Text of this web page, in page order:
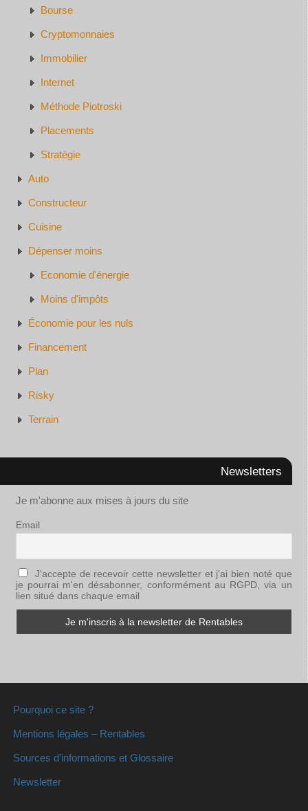
Bourse
Cryptomonnaies
Immobilier
Internet
Méthode Piotroski
Placements
Stratégie
Auto
Constructeur
Cuisine
Dépenser moins
Economie d'énergie
Moins d'impôts
Économie pour les nuls
Financement
Plan
Risky
Terrain
Newsletters
Je m'abonne aux mises à jours du site
Email
J'accepte de recevoir cette newsletter et j'ai bien noté que
je pourrai m'en désabonner, conformément au RGPD, via un
lien situé dans chaque email
Pourquoi ce site ?
Mentions légales – Rentables
Sources d’informations et Glossaire
Newsletter